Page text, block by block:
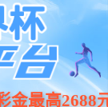
招牌诚